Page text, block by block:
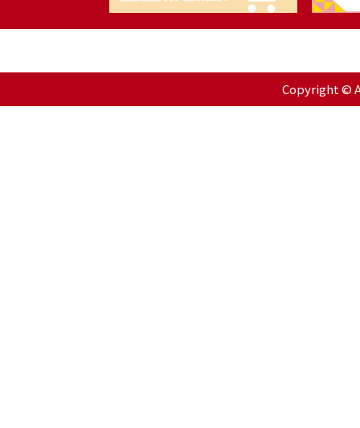
Copyright ©